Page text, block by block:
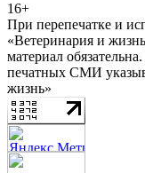
16+
При перепечатке и
«Ветеринария и
материал
печатных СМИ
жизнь»